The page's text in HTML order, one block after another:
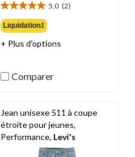
34,98 $
5.0 (2)
5.0
étoile(s)
sur
5.
Liquidation‡
+ Plus d'options
Comparer
Jean unisexe 511 à coupe
étroite pour jeunes,
Performance, Levi's